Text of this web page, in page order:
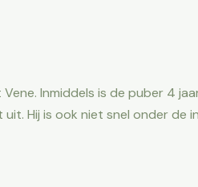
Inmiddels is de puber 4
Hij is ook niet snel onder de